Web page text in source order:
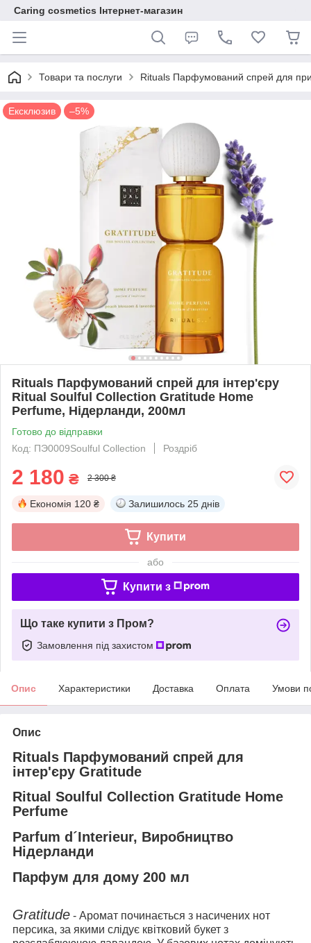
Caring cosmetics Інтернет-магазин
Товари та послуги Rituals Парфумований спрей для
Ексклюзив –5%
Rituals Парфумований спрей для інтер'єру
Ritual Soulful Collection Gratitude Home
Perfume, Нідерланди, 200мл
Готово до відправки
Код: ПЭ0009Soulful Collection
Роздріб
2 180 ₴ 2 300 ₴
Економія 120 ₴ Залишилось 25 днів
Купити
або
Купити з
Що таке купити з Пром?
Замовлення під захистом
Опис Характеристики Доставка Оплата Умови
Опис
Rituals Парфумований спрей для
інтер'єру Gratitude
Ritual Soulful Collection Gratitude Home
Perfume
Parfum d´Interieur, Виробництво
Нідерланди
Парфум для дому 200 мл
Gratitude - Аромат починається з насичених нот
персика, за якими слідує квітковий букет з